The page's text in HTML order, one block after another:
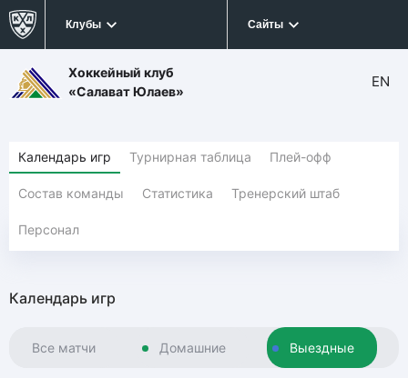
Клубы Сайты
Хоккейный клуб
«Салават Юлаев»
EN
Календарь игр Турнирная таблица Плей-офф
Состав команды Статистика Тренерский штаб
Персонал
Календарь игр
Все матчи Домашние Выездные